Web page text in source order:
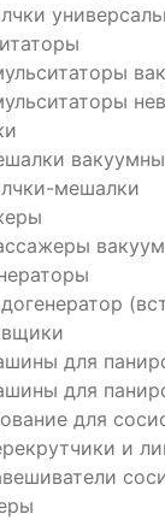
мешалки
для
для
для
и